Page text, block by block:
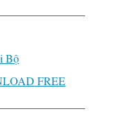
Bộ
FREE